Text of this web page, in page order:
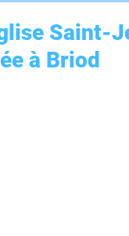
Saint-
à Briod